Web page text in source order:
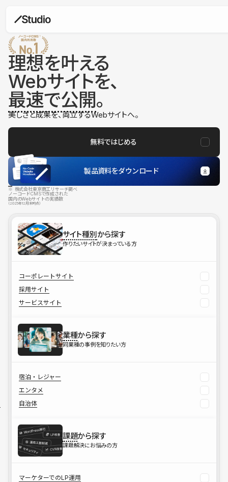
理想を叶える
Webサイトを、
最速で公開。
美しさと成果を、両立するWebサイトへ。
無料ではじめる
製品資料をダウンロード
※ 株式会社東京商工リサーチ調べ
ノーコードCMSで作成された
国内のWebサイトの実績数
（2025年12月末時点）
サイト種別から探す
作りたいサイトが決まっている方
コーポレートサイト
採用サイト
サービスサイト
業種から探す
同業種の事例を知りたい方
宿泊・レジャー
エンタメ
自治体
課題から探す
課題解決にお悩みの方
マーケターでのLP運用